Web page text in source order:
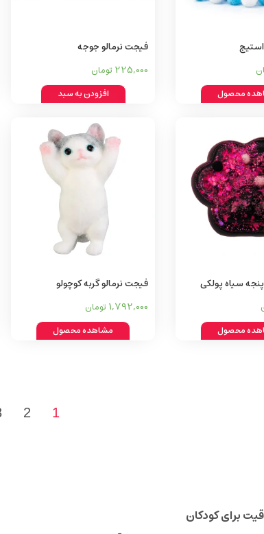
محصول
فیجت نرمالو جوجه
225,000تومان
افزودن به سبد
سیاه پولکی
محصول
فیجت نرمالو گربه کوچولو
1,792,000تومان
مشاهده محصول
1
2
برای کودکان